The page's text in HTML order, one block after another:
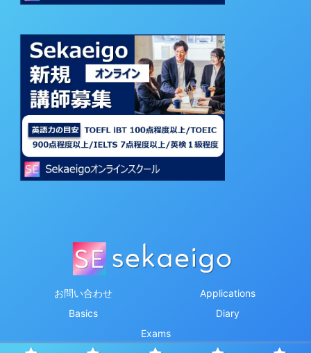
お問い合わせ
Applications
Basics
Diary
Exams